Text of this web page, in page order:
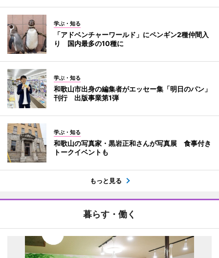
学ぶ・知る
「アドベンチャーワールド」にペンギン2種仲間入
り 国内最多の10種に
学ぶ・知る
和歌山市出身の編集者がエッセー集「明日のパン」
刊行 出版事業第1弾
学ぶ・知る
和歌山の写真家・黒岩正和さんが写真展 食事付き
トークイベントも
もっと見る
暮らす・働く